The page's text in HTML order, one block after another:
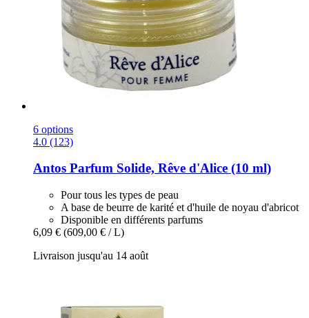
6 options
4.0 (123)
Antos Parfum Solide, Rêve d'Alice (10 ml)
Pour tous les types de peau
A base de beurre de karité et d'huile de noyau d'abricot
Disponible en différents parfums
6,09 € (609,00 € / L)
Livraison jusqu'au 14 août